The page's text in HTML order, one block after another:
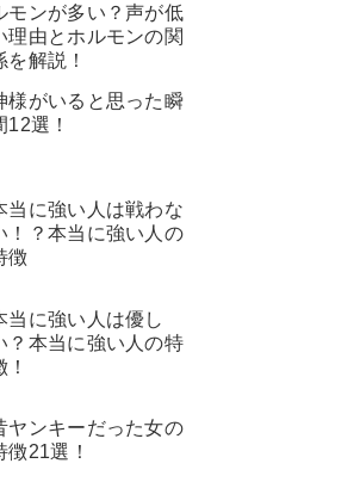
モンが多い？声が低
理由とホルモンの関
を解説！
様がいると思った瞬
12選！
当に強い人は戦わな
！？本当に強い人の
徴
当に強い人は優し
？本当に強い人の特
！
ヤンキーだった女の
徴21選！